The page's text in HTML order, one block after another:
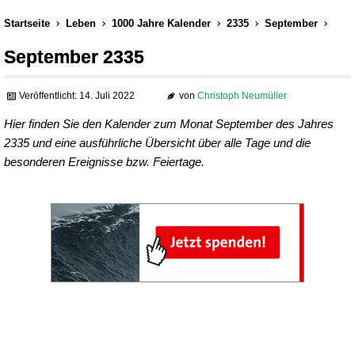
Startseite Leben 1000 Jahre Kalender 2335 September
September 2335
Veröffentlicht: 14. Juli 2022 von Christoph Neumüller
Hier finden Sie den Kalender zum Monat September des Jahres
2335 und eine ausführliche Übersicht über alle Tage und die
besonderen Ereignisse bzw. Feiertage.